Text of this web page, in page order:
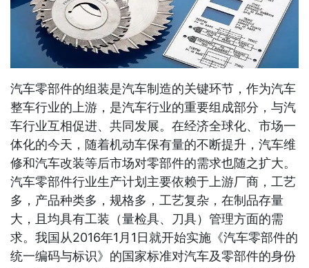
汽车零部件的组装是汽车制造的关键环节，作为汽车
整车行业的上游，是汽车行业的重要组成部分，与汽
车行业互相促进、共同发展。在经济全球化、市场一
体化的今天，随着机动车保有量的不断提升，汽车维
修和汽车改装等后市场对零部件的需求也随之扩大。
汽车零部件行业生产计划主要依赖于上游厂商，工艺
多，产品种类多，规格多，工艺复杂，在制品存量
大，且均具有工装（量检具、刀具）管理方面的需
求。我国从2016年1月1日就开始实施《汽车零部件的
统一编码与标识》的国家标准对汽车及零部件的身份